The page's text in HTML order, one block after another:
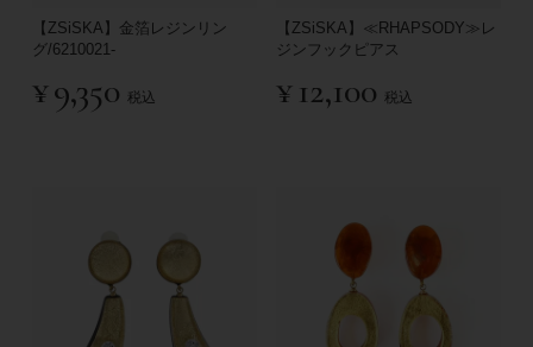
【ZSiSKA】金箔レジンリン
グ/6210021-
¥9,350 税込
【ZSiSKA】≪RHAPSODY≫レ
ジンフックピアス
¥ 12,100 税込